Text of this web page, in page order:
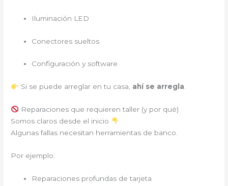
Iluminación LED
Conectores sueltos
Configuración y software
Si se puede arreglar en tu casa, ahí se arregla.
Reparaciones que requieren taller (y por qué)
Somos claros desde el inicio
Algunas fallas necesitan herramientas de banco.
Por ejemplo:
Reparaciones profundas de tarjeta